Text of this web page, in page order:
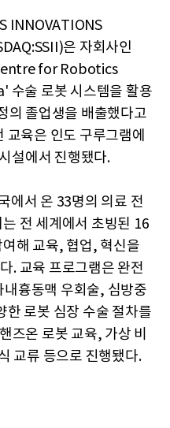
INNOVATIONS
은 자회사인
for Robotics
수술 로봇 시스템을 활용
의 졸업생을 배출했다고
육은 인도 구루그램에
설에서 진행됐다.
에서 온 33명의 의료 전
전 세계에서 초빙된 16
해 교육, 협업, 혁신을
. 교육 프로그램은 완전
흉동맥 우회술, 심방중
한 로봇 심장 수술 절차를
즈온 로봇 교육, 가상 비
교류 등으로 진행됐다.